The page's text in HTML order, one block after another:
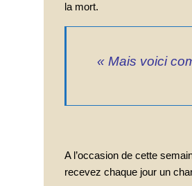
la mort.
« Mais voici
A l’occasion de cette
recevez chaque jour un